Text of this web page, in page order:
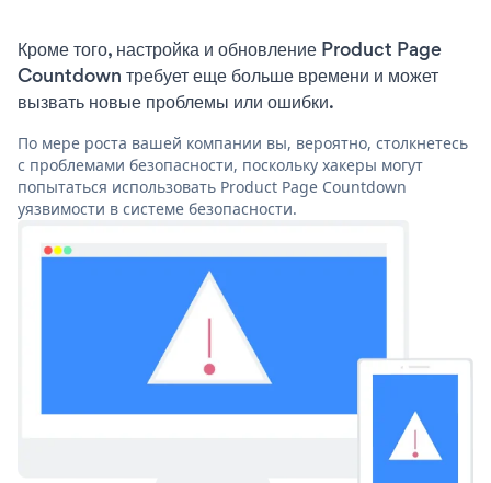
Кроме того, настройка и обновление Product Page
Countdown требует еще больше времени и может
вызвать новые проблемы или ошибки.
По мере роста вашей компании вы, вероятно, столкнетесь
с проблемами безопасности, поскольку хакеры могут
попытаться использовать Product Page Countdown
уязвимости в системе безопасности.